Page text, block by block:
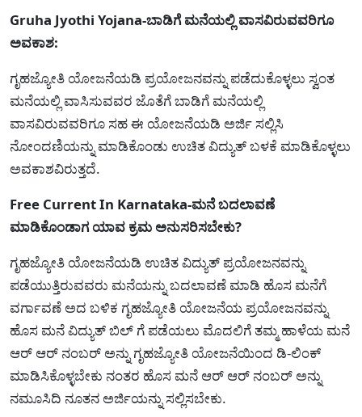
Gruha Jyothi Yojana-ಬಾಡಿಗೆ ಮನೆಯಲ್ಲಿ ವಾಸವಿರುವವರಿಗೂ
ಅವಕಾಶ:
ಗೃಹಜ್ಯೋತಿ ಯೋಜನೆಯಡಿ ಪ್ರಯೋಜನವನ್ನು ಪಡೆದುಕೊಳ್ಳಲು ಸ್ವಂತ
ಮನೆಯಲ್ಲಿ ವಾಸಿಸುವವರ ಜೊತೆಗೆ ಬಾಡಿಗೆ ಮನೆಯಲ್ಲಿ
ವಾಸವಿರುವವರಿಗೂ ಸಹ ಈ ಯೋಜನೆಯಡಿ ಅರ್ಜಿ ಸಲ್ಲಿಸಿ
ನೋಂದಣಿಯನ್ನು ಮಾಡಿಕೊಂಡು ಉಚಿತ ವಿದ್ಯುತ್ ಬಳಕೆ ಮಾಡಿಕೊಳ್ಳಲು
ಅವಕಾಶವಿರುತ್ತದೆ.
Free Current In Karnataka-ಮನೆ ಬದಲಾವಣೆ
ಮಾಡಿಕೊಂಡಾಗ ಯಾವ ಕ್ರಮ ಅನುಸರಿಸಬೇಕು?
ಗೃಹಜ್ಯೋತಿ ಯೋಜನೆಯಡಿ ಉಚಿತ ವಿದ್ಯುತ್ ಪ್ರಯೋಜನವನ್ನು
ಪಡೆಯುತ್ತಿರುವವರು ಮನೆಯನ್ನು ಬದಲಾವಣೆ ಮಾಡಿ ಹೊಸ ಮನೆಗೆ
ವರ್ಗಾವಣೆ ಅದ ಬಳಿಕ ಗೃಹಜ್ಯೋತಿ ಯೋಜನೆಯ ಪ್ರಯೋಜನವನ್ನು
ಹೊಸ ಮನೆ ವಿದ್ಯುತ್ ಬಿಲ್ ಗೆ ಪಡೆಯಲು ಮೊದಲಿಗೆ ತಮ್ಮ ಹಾಳೆಯ ಮನೆ
ಆರ್ ಆರ್ ನಂಬರ್ ಅನ್ನು ಗೃಹಜ್ಯೋತಿ ಯೋಜನೆಯಿಂದ ಡಿ-ಲಿಂಕ್
ಮಾಡಿಸಿಕೊಳ್ಳಬೇಕು ನಂತರ ಹೊಸ ಮನೆ ಆರ್ ಆರ್ ನಂಬರ್ ಅನ್ನು
ನಮೂಸಿದಿ ನೂತನ ಅರ್ಜಿಯನ್ನು ಸಲ್ಲಿಸಬೇಕು.